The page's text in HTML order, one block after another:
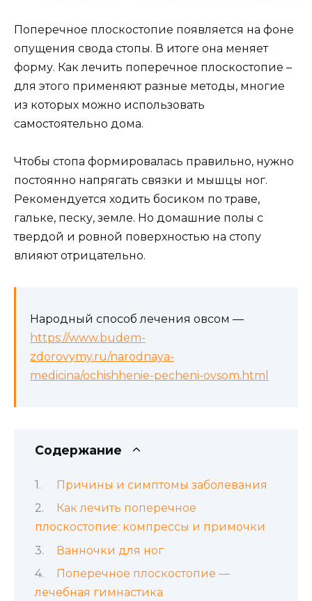
Поперечное плоскостопие появляется на фоне
опущения свода стопы. В итоге она меняет
форму. Как лечить поперечное плоскостопие –
для этого применяют разные методы, многие
из которых можно использовать
самостоятельно дома.
Чтобы стопа формировалась правильно, нужно
постоянно напрягать связки и мышцы ног.
Рекомендуется ходить босиком по траве,
гальке, песку, земле. Но домашние полы с
твердой и ровной поверхностью на стопу
влияют отрицательно.
Народный способ лечения овсом —
https://www.budem-
zdorovymy.ru/narodnaya-
medicina/ochishhenie-pecheni-ovsom.html
Содержание
Причины и симптомы заболевания
Как лечить поперечное
плоскостопие: компрессы и примочки
Ванночки для ног
Поперечное плоскостопие —
лечебная гимнастика